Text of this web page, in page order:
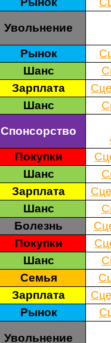
Увольнение
Рынок
Шанс
Зарплата
Шанс
Спонсорство
Покупки
Шанс
Зарплата
Шанс
Болезнь
Покупки
Шанс
Семья
Зарплата
Рынок
Увольнение